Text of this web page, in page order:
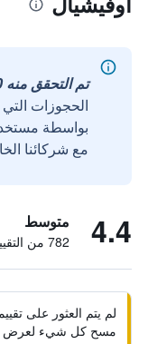
تم التحقق منه 100%
الحجوزات
مع شركائنا
4.4 متوسط
782 من التقييمات تم التحقق منها
لم يتم العثور على
مسح كل شيء لعرض